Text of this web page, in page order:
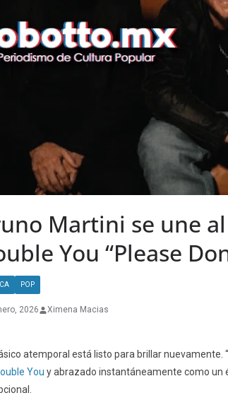
Martini se une
You “Please
POP
2026 Ximena Macias
atemporal está listo para brillar nuevamente. “
You y abrazado instantáneamente como un